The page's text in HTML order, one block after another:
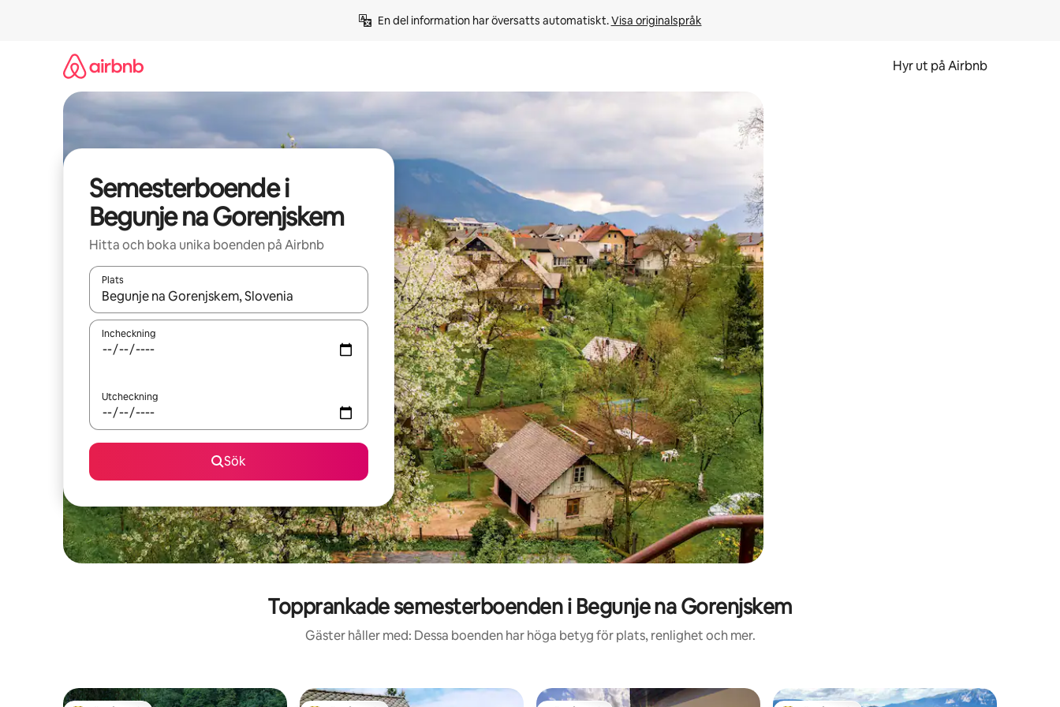
En del information har översatts automatiskt. Visa originalspråk
Hyr ut på Airbnb
Semesterboende i
Begunje na Gorenjskem
Hitta och boka unika boenden på Airbnb
Plats
När resultaten är tillgängliga kan du navigera med upp- och nedåtpilarna eller utforska genom att trycka eller svepa.
Incheckning
Utcheckning
Sök
Topprankade semesterboenden i Begunje na Gorenjskem
Gäster håller med: Dessa boenden har höga betyg för plats, renlighet och mer.